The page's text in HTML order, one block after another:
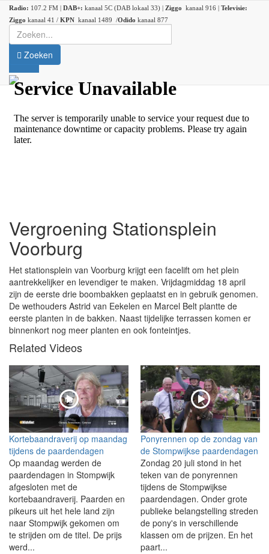
Radio: 107.2 FM | DAB+: kanaal 5C (DAB lokaal 33) | Ziggo kanaal 916 | Televisie:
Ziggo kanaal 41 / KPN kanaal 1489 /Odido kanaal 877
Zoeken
Vergroening Stationsplein
Voorburg
Het stationsplein van Voorburg krijgt een facelift om het plein
aantrekkelijker en levendiger te maken. Vrijdagmiddag 18 april
zijn de eerste drie boombakken geplaatst en in gebruik genomen.
De wethouders Astrid van Eekelen en Marcel Belt plantte de
eerste planten in de bakken. Naast tijdelijke terrassen komen er
binnenkort nog meer planten en ook fonteintjes.
Related Videos
Kortebaandraverij op maandag
tijdens de paardendagen
Op maandag werden de
paardendagen in Stompwijk
afgesloten met de
kortebaandraverij. Paarden en
pikeurs uit het hele land zijn
naar Stompwijk gekomen om
te strijden om de titel. De prijs
werd...
Ponyrennen op de zondag van
de Stompwijkse paardendagen
Zondag 20 juli stond in het
teken van de ponyrennen
tijdens de Stompwijkse
paardendagen. Onder grote
publieke belangstelling streden
de pony's in verschillende
klassen om de prijzen. En het
paart...